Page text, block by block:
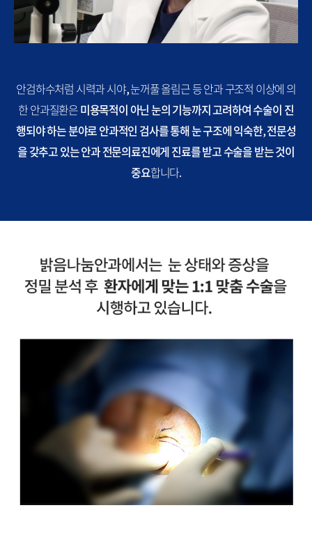
안검하수처럼 시력과 시야, 눈꺼풀 올림근 등 안과 구조적 이상에 의
한 안과질환은미용목적이 아닌 눈의 기능까지 고려하여 수술이 진
행되야 하는 분야로 안과적인 검사를 통해 눈 구조에 익숙한, 전문성
을 갖추고 있는 안과 전문의료진에게 진료를 받고 수술을 받는 것이
중요합니다.